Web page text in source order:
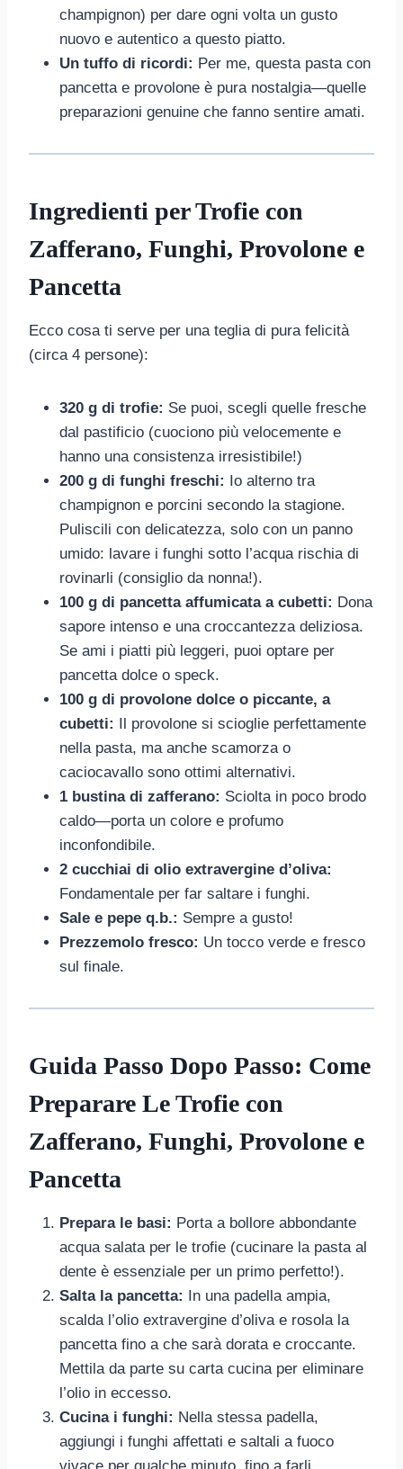
champignon) per dare ogni volta un gusto
nuovo e autentico a questo piatto.
Un tuffo di ricordi: Per me, questa pasta con
pancetta e provolone è pura nostalgia—quelle
preparazioni genuine che fanno sentire amati.
Ingredienti per Trofie con
Zafferano, Funghi, Provolone e
Pancetta
Ecco cosa ti serve per una teglia di pura felicità
(circa 4 persone):
320 g di trofie: Se puoi, scegli quelle fresche
dal pastificio (cuociono più velocemente e
hanno una consistenza irresistibile!)
200 g di funghi freschi: Io alterno tra
champignon e porcini secondo la stagione.
Puliscili con delicatezza, solo con un panno
umido: lavare i funghi sotto l’acqua rischia di
rovinarli (consiglio da nonna!).
100 g di pancetta affumicata a cubetti: Dona
sapore intenso e una croccantezza deliziosa.
Se ami i piatti più leggeri, puoi optare per
pancetta dolce o speck.
100 g di provolone dolce o piccante, a
cubetti: Il provolone si scioglie perfettamente
nella pasta, ma anche scamorza o
caciocavallo sono ottimi alternativi.
1 bustina di zafferano: Sciolta in poco brodo
caldo—porta un colore e profumo
inconfondibile.
2 cucchiai di olio extravergine d’oliva:
Fondamentale per far saltare i funghi.
Sale e pepe q.b.: Sempre a gusto!
Prezzemolo fresco: Un tocco verde e fresco
sul finale.
Guida Passo Dopo Passo: Come
Preparare Le Trofie con
Zafferano, Funghi, Provolone e
Pancetta
Prepara le basi: Porta a bollore abbondante
acqua salata per le trofie (cucinare la pasta al
dente è essenziale per un primo perfetto!).
Salta la pancetta: In una padella ampia,
scalda l’olio extravergine d’oliva e rosola la
pancetta fino a che sarà dorata e croccante.
Mettila da parte su carta cucina per eliminare
l’olio in eccesso.
Cucina i funghi: Nella stessa padella,
aggiungi i funghi affettati e saltali a fuoco
vivace per qualche minuto, fino a farli